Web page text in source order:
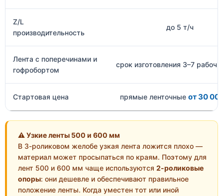
Z/L
производительность
до 5 т/ч
Лента с поперечинами и
гофробортом
срок изготовления 3–7
Стартовая цена прямые ленточные от 30
⚠ Узкие ленты 500 и 600 мм
В 3-роликовом желобе узкая лента ложится плохо —
материал может просыпаться по краям. Поэтому для
лент 500 и 600 мм чаще используются 2-роликовые
опоры: они дешевле и обеспечивают правильное
положение ленты. Когда уместен тот или иной